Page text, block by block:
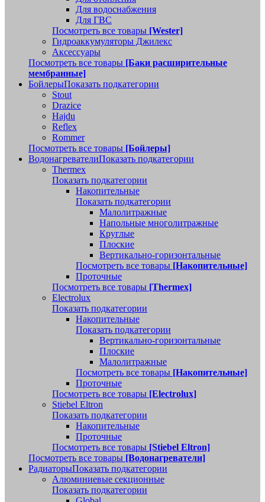
Для водоснабжения
Для ГВС
Посмотреть все товары [Wester]
Гидроаккумуляторы Джилекс
Аксессуары
Посмотреть все товары [Баки расширительные
мембранные]
БойлерыПоказать подкатегории
Stout
Drazice
Hajdu
Reflex
Rommer
Посмотреть все товары [Бойлеры]
ВодонагревателиПоказать подкатегории
Thermex
Показать подкатегории
Накопительные
Показать подкатегории
Малолитражные
Напольные многолитражные
Круглые
Плоские
Вертикально-горизонтальные
Посмотреть все товары [Накопительные]
Проточные
Посмотреть все товары [Thermex]
Electrolux
Показать подкатегории
Накопительные
Показать подкатегории
Вертикально-горизонтальные
Плоские
Малолитражные
Посмотреть все товары [Накопительные]
Проточные
Посмотреть все товары [Electrolux]
Stiebel Eltron
Показать подкатегории
Накопительные
Проточные
Посмотреть все товары [Stiebel Eltron]
Посмотреть все товары [Водонагреватели]
РадиаторыПоказать подкатегории
Алюминиевые секционные
Показать подкатегории